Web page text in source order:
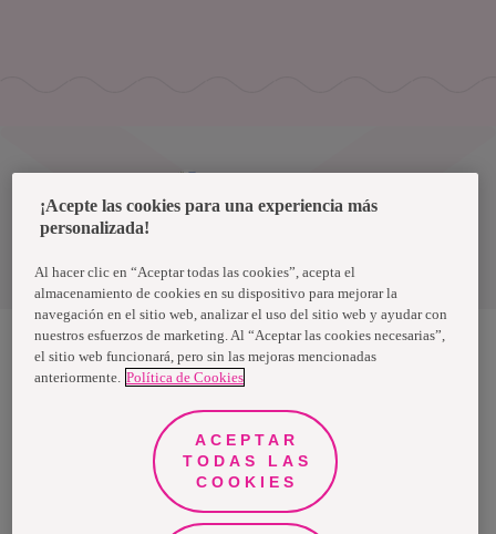
Términos y condiciones
Nosotras, una marca de Essity - una compañía global líder en
mundo, utilizan nuestros productos, servicios y soluciones. Nuestro
propósito es romper barreras por el bienestar en beneficio de
consumidores, pacientes, cuidadores, clientes y la sociedad en
general. Vendemos en aproximadamente 150 países bajo las
principales marcas globales TENA y Tork, así como otras marcas
como Actimove, Cutimed, JOBST, Knix, Leukoplast, Libero, Libresse,
Lotus, Modibodi, Nosotras, Saba, Tempo, TOM Organic y Zewa. En
2024, Essity tuvo ventas de aproximadamente 13 mil millones de
¡Acepte las cookies para una experiencia más
personalizada!
Al hacer clic en “Aceptar todas las cookies”, acepta el
almacenamiento de cookies en su dispositivo para mejorar la
navegación en el sitio web, analizar el uso del sitio web y ayudar con
nuestros esfuerzos de marketing. Al “Aceptar las cookies necesarias”,
el sitio web funcionará, pero sin las mejoras mencionadas
anteriormente. Política de Cookies
ACEPTAR
TODAS LAS
COOKIES